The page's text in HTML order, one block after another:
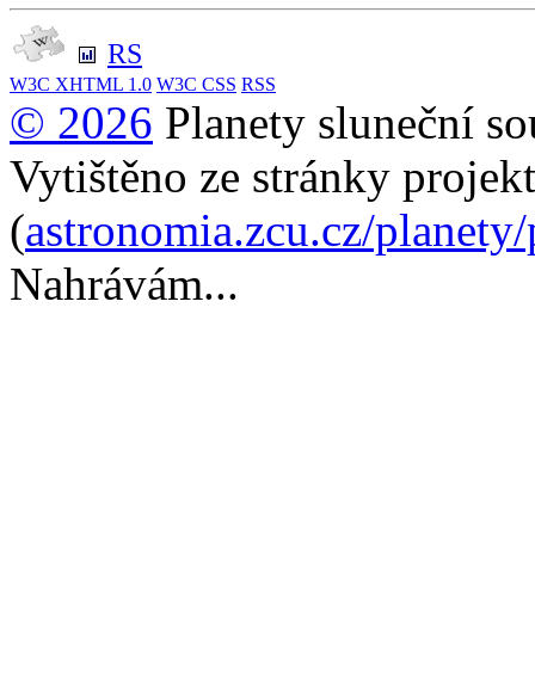
RS
W3C XHTML 1.0 W3C CSS RSS
© 2026 Planety sluneční
Vytištěno ze stránky
(astronomia.zcu.cz/
Nahrávám...